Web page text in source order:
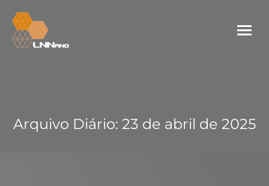
Search:
Arquivo Diário: 23 de abril de 2025